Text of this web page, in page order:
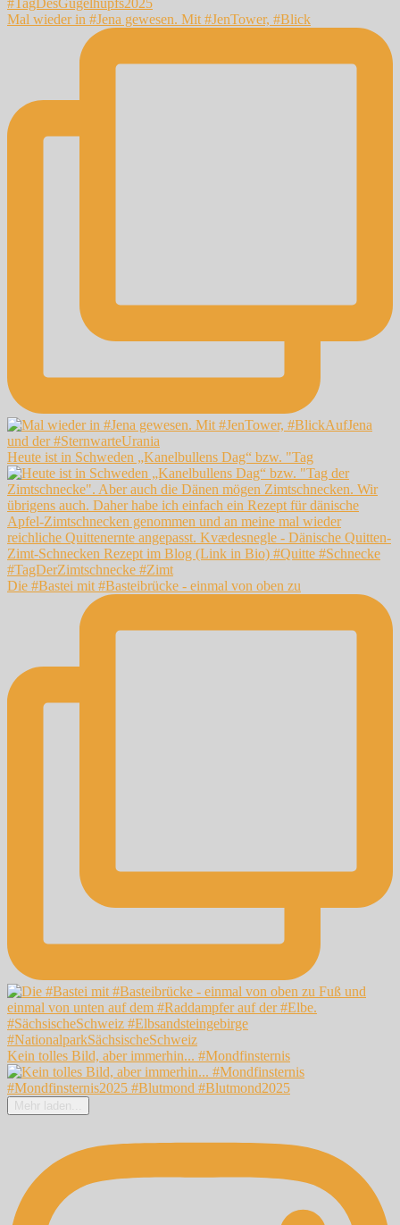
Mal wieder in #Jena gewesen. Mit #JenTower, #Blick
Heute ist in Schweden „Kanelbullens Dag“ bzw. "Tag
Die #Bastei mit #Basteibrücke - einmal von oben zu
Kein tolles Bild, aber immerhin... #Mondfinsternis
Mehr laden...